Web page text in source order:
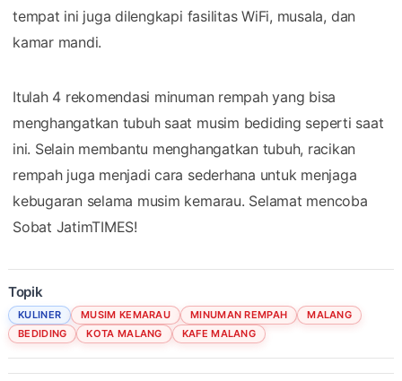
tempat ini juga dilengkapi fasilitas WiFi, musala, dan
kamar mandi.
Itulah 4 rekomendasi minuman rempah yang bisa
menghangatkan tubuh saat musim bediding seperti saat
ini. Selain membantu menghangatkan tubuh, racikan
rempah juga menjadi cara sederhana untuk menjaga
kebugaran selama musim kemarau. Selamat mencoba
Sobat JatimTIMES!
Topik
KULINER MUSIM KEMARAU MINUMAN REMPAH
MALANG
BEDIDING
KOTA MALANG KAFE MALANG